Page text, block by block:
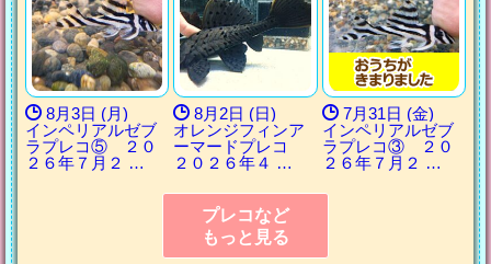
8月3日 (月)
インペリアルゼブ
ラプレコ⑤ ２０
２６年７月２ …
8月2日 (日)
オレンジフィンア
ーマードプレコ
２０２６年４ …
7月31日 (金)
インペリアルゼブ
ラプレコ③ ２０
２６年７月２ …
プレコなど
もっと見る